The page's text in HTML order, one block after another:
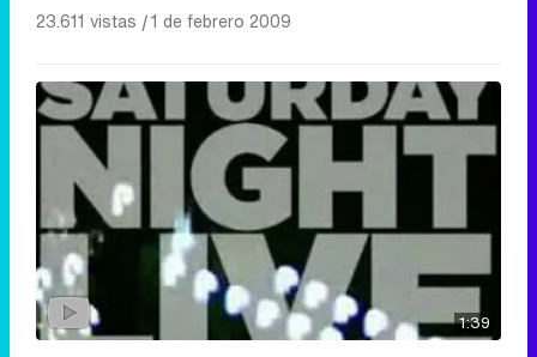
23.611 vistas |1 de febrero 2009
1:39